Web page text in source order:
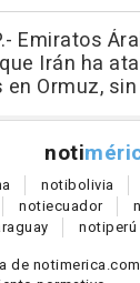
Emiratos
Irán ha
en Ormuz,
noti
notibolivia
notiecuador
notiperú
de notimerica.com